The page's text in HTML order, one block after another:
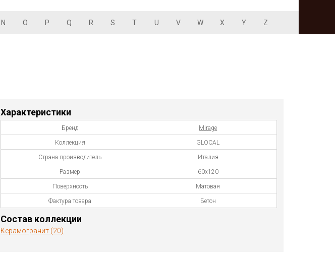
N O P Q R S T U V W X Y Z
Характеристики
Бренд Mirage
Коллекция GLOCAL
Страна производитель Италия
Размер 60x120
Поверхность Матовая
Фактура товара Бетон
Состав коллекции
Керамогранит (20)